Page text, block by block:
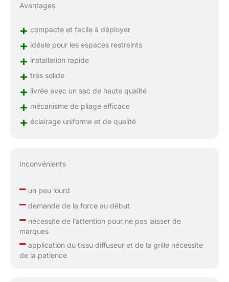
Avantages
+ compacte et facile à déployer
+ idéale pour les espaces restreints
+ installation rapide
+ très solide
+ livrée avec un sac de haute qualité
+ mécanisme de pliage efficace
+ éclairage uniforme et de qualité
Inconvénients
–un peu lourd
–demande de la force au début
–nécessite de l’attention pour ne pas laisser de
marques
–application du tissu diffuseur et de la grille nécessite
de la patience